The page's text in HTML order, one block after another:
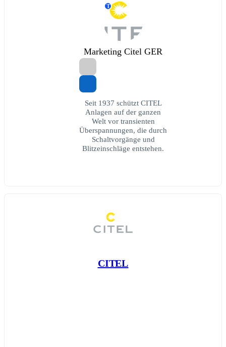
T
Marketing Citel GER
Seit 1937 schützt CITEL
Anlagen auf der ganzen
Welt vor transienten
Überspannungen, die durch
Schaltvorgänge und
Blitzeinschläge entstehen.
CITEL